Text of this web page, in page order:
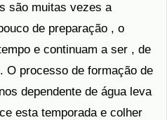
são muitas vezes a
de preparação , o
e continuam a ser , de
O processo de formação de
dependente de água leva
esta temporada e colher